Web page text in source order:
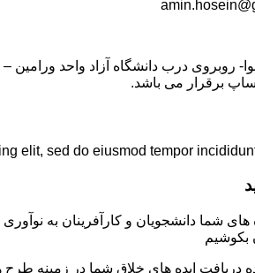
برقرار می باشد.
elit, sed do eiusmod tempor
های شما دانشجویان و کارآفرینان به
بکوشیم
ایده های خلاق شما در زمینه طرح